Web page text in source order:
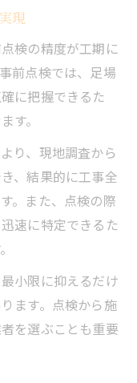
現
検の精度が工期に
前点検では、足場
に把握できるた
す。
り、現地調査から
、結果的に工事全
。また、点検の際
速に特定できるた
小限に抑えるだけ
ます。点検から施
を選ぶことも重要